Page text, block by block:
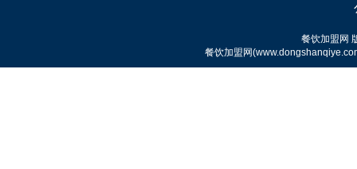
餐饮加盟网
餐饮加盟网